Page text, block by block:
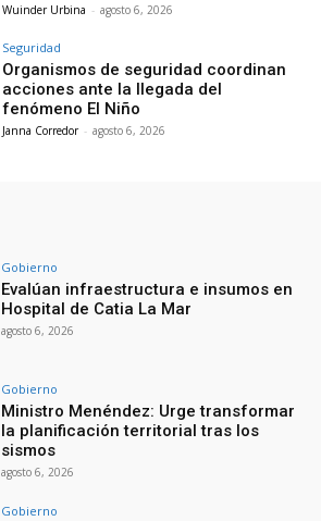
Wuinder Urbina - agosto 6, 2026
Seguridad
Organismos de seguridad coordinan
acciones ante la llegada del
fenómeno El Niño
Janna Corredor - agosto 6, 2026
Gobierno
Evalúan infraestructura e insumos en
Hospital de Catia La Mar
agosto 6, 2026
Gobierno
Ministro Menéndez: Urge transformar
la planificación territorial tras los
sismos
agosto 6, 2026
Gobierno